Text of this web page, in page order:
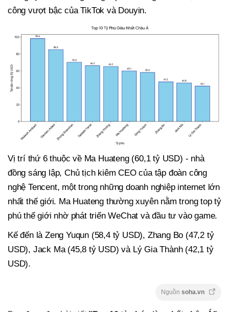
công vượt bậc của TikTok và Douyin.
Vị trí thứ 6 thuộc về Ma Huateng (60,1 tỷ USD) - nhà
đồng sáng lập, Chủ tịch kiêm CEO của tập đoàn công
nghệ Tencent, một trong những doanh nghiệp internet lớn
nhất thế giới. Ma Huateng thường xuyên nằm trong top tỷ
phú thế giới nhờ phát triển WeChat và đầu tư vào game.
Kế đến là Zeng Yuqun (58,4 tỷ USD), Zhang Bo (47,2 tỷ
USD), Jack Ma (45,8 tỷ USD) và Lý Gia Thành (42,1 tỷ
USD).
Nguồn soha.vn